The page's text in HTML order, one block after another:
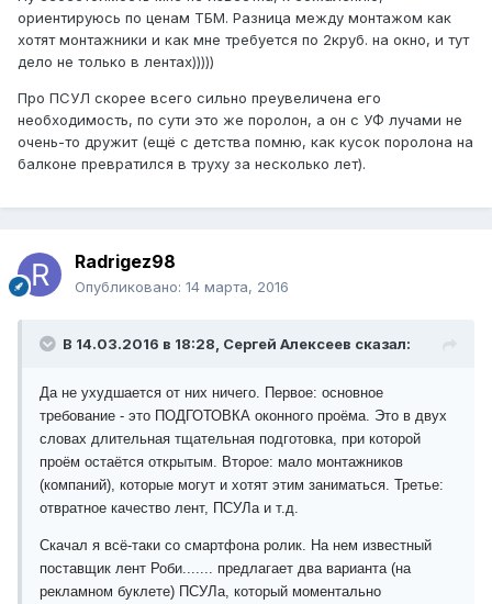
ориентируюсь по ценам ТБМ. Разница между монтажом как
хотят монтажники и как мне требуется по 2круб. на окно, и тут
дело не только в лентах)))))
Про ПСУЛ скорее всего сильно преувеличена его
необходимость, по сути это же поролон, а он с УФ лучами не
очень-то дружит (ещё с детства помню, как кусок поролона на
балконе превратился в труху за несколько лет).
Radrigez98
Опубликовано: 14 марта, 2016
В 14.03.2016 в 18:28, Сергей Алексеев сказал:
Да не ухудшается от них ничего. Первое: основное
требование - это ПОДГОТОВКА оконного проёма. Это в двух
словах длительная тщательная подготовка, при которой
проём остаётся открытым. Второе: мало монтажников
(компаний), которые могут и хотят этим заниматься. Третье:
отвратное качество лент, ПСУЛа и т.д.
Скачал я всё-таки со смартфона ролик. На нем известный
поставщик лент Роби....... предлагает два варианта (на
рекламном буклете) ПСУЛа, который моментально